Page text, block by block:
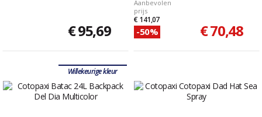
€ 95,69
Aanbevolen
prijs
€ 141,07
-50% € 70,48
Willekeurige kleur